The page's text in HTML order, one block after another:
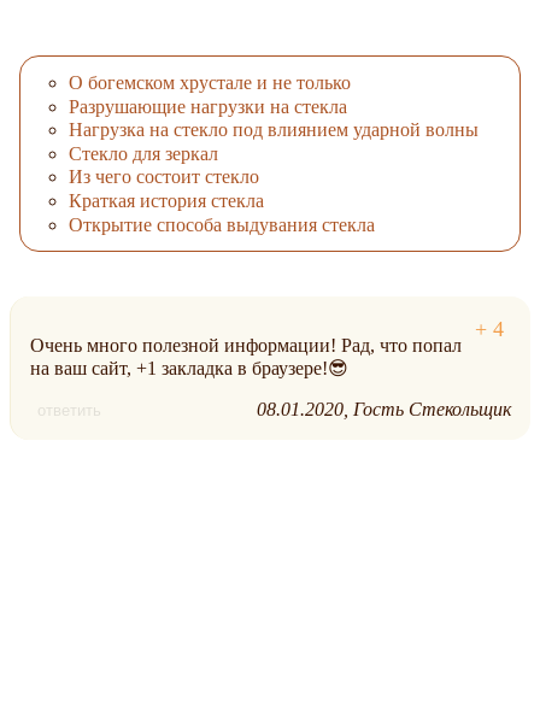
О богемском хрустале и не только
Разрушающие нагрузки на стекла
Нагрузка на стекло под влиянием ударной волны
Стекло для зеркал
Из чего состоит стекло
Краткая история стекла
Открытие способа выдувания стекла
Очень много полезной информации! Рад, что попал
на ваш сайт, +1 закладка в браузере!😎
ответить 08.01.2020 Гость Стекольщик